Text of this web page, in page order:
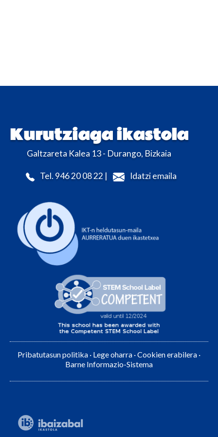
Kurutziaga ikastola
Galtzareta Kalea 13 - Durango, Bizkaia
Tel. 946 20 08 22 | Idatzi emaila
Pribatutasun politika · Lege oharra ·Cookien erabilera ·
Barne Informazio-Sistema